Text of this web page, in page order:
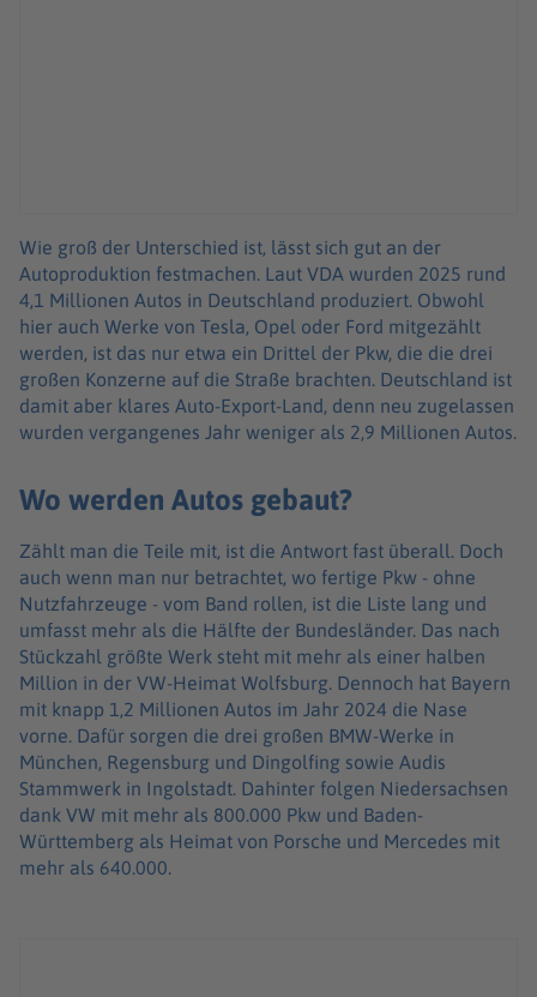
Wie groß der Unterschied ist, lässt sich gut an der
Autoproduktion festmachen. Laut VDA wurden 2025 rund
4,1 Millionen Autos in Deutschland produziert. Obwohl
hier auch Werke von Tesla, Opel oder Ford mitgezählt
werden, ist das nur etwa ein Drittel der Pkw, die die drei
großen Konzerne auf die Straße brachten. Deutschland ist
damit aber klares Auto-Export-Land, denn neu zugelassen
wurden vergangenes Jahr weniger als 2,9 Millionen Autos.
Wo werden Autos gebaut?
Zählt man die Teile mit, ist die Antwort fast überall. Doch
auch wenn man nur betrachtet, wo fertige Pkw - ohne
Nutzfahrzeuge - vom Band rollen, ist die Liste lang und
umfasst mehr als die Hälfte der Bundesländer. Das nach
Stückzahl größte Werk steht mit mehr als einer halben
Million in der VW-Heimat Wolfsburg. Dennoch hat Bayern
mit knapp 1,2 Millionen Autos im Jahr 2024 die Nase
vorne. Dafür sorgen die drei großen BMW-Werke in
München, Regensburg und Dingolfing sowie Audis
Stammwerk in Ingolstadt. Dahinter folgen Niedersachsen
dank VW mit mehr als 800.000 Pkw und Baden-
Württemberg als Heimat von Porsche und Mercedes mit
mehr als 640.000.